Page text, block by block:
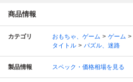
商品情報
カテゴリ おもちゃ、ゲーム ゲーム
タイトル
パズル、迷路
製品情報 スペック・価格相場を見る